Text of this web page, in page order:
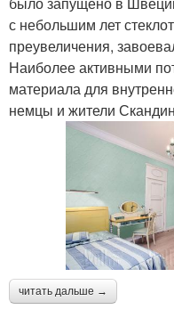
с небольшим лет
преувеличения,
Наиболее активными
материала для
немцы и жители
читать дальше →